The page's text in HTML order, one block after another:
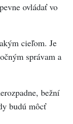
ovládať vo
cieľom. Je
správam a
bežní
budú môcť